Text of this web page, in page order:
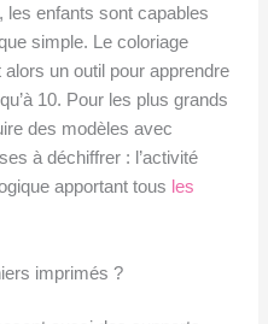
les enfants sont capables
simple. Le coloriage
un outil pour apprendre
10. Pour les plus grands
des modèles avec
à déchiffrer : l’activité
apportant tous les
imprimés ?